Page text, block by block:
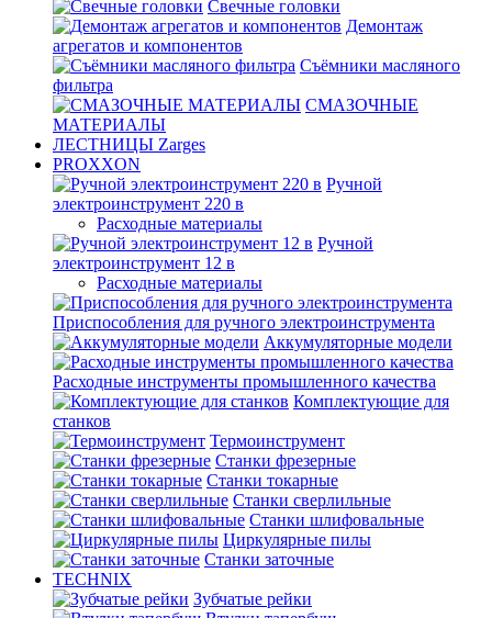
Свечные головки
Демонтаж
агрегатов и компонентов
Съёмники масляного
фильтра
СМАЗОЧНЫЕ
МАТЕРИАЛЫ
ЛЕСТНИЦЫ Zarges
PROXXON
Ручной
электроинструмент 220 в
Расходные материалы
Ручной
электроинструмент 12 в
Расходные материалы
Приспособления для ручного электроинструмента
Аккумуляторные модели
Расходные инструменты промышленного качества
Комплектующие для
станков
Термоинструмент
Станки фрезерные
Станки токарные
Станки сверлильные
Станки шлифовальные
Циркулярные пилы
Станки заточные
TECHNIX
Зубчатые рейки